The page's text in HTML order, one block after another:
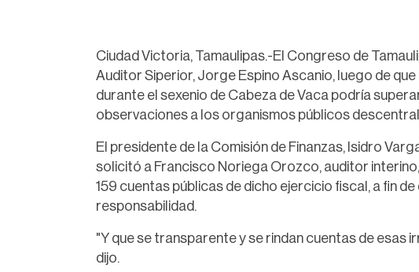
Ciudad Victoria, Tamaulipas.-El Congreso de
Auditor Siperior, Jorge Espino Ascanio, luego de
durante el sexenio de Cabeza de Vaca podría
observaciones a los organismos públicos
El presidente de la Comisión de Finanzas, Isidro
solicitó a Francisco Noriega Orozco, auditor
159 cuentas públicas de dicho ejercicio fiscal, a fin
responsabilidad.
"Y que se transparente y se rindan cuentas de esas
dijo.